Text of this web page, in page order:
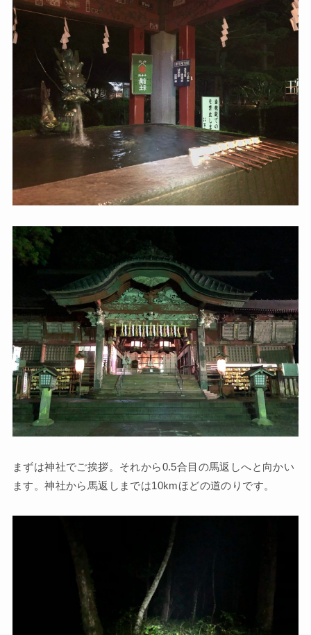
まずは神社でご挨拶。それから0.5合目の馬返しへと向かい
ます。神社から馬返しまでは10kmほどの道のりです。